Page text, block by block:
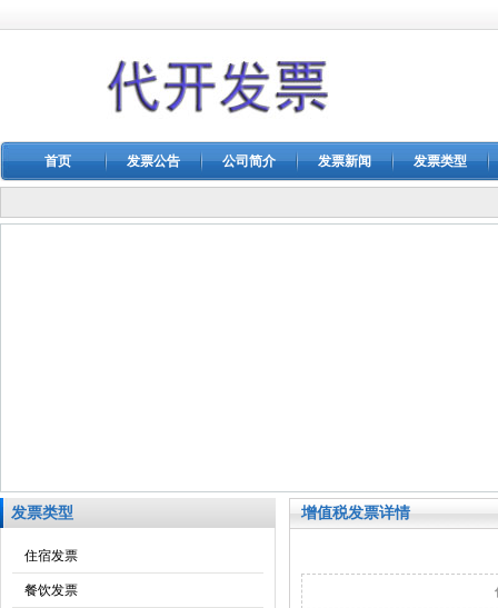
首页 发票公告 公司简介 发票新闻 发票类型
发票类型
住宿发票
餐饮发票
增值税发票详情